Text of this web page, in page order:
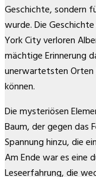
Geschichte, sondern
wurde. Die
York City verloren
mächtige Erinnerung
unerwartetsten Orten
können.
Die mysteriösen
Baum, der gegen das
Spannung hinzu, die
Am Ende war es eine
Leseerfahrung, die